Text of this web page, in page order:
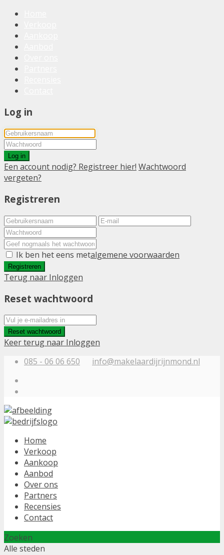
Log in
Log in
Een account nodig? Registreer hier! Wachtwoord
vergeten?
Registreren
Ik ben het eens metalgemene voorwaarden
Registreren
Terug naar Inloggen
Reset wachtwoord
Reset wachtwoord
Keer terug naar Inloggen
085 - 06 06 650
info@makelaardijrijnmond.nl
Home
Verkoop
Aankoop
Aanbod
Over ons
Partners
Recensies
Contact
Zoeken
Alle steden